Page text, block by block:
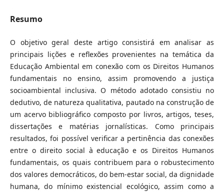
Resumo
O objetivo geral deste artigo consistirá em analisar as
principais lições e reflexões provenientes na temática da
Educação Ambiental em conexão com os Direitos Humanos
fundamentais no ensino, assim promovendo a justiça
socioambiental inclusiva. O método adotado consistiu no
dedutivo, de natureza qualitativa, pautado na construção de
um acervo bibliográfico composto por livros, artigos, teses,
dissertações e matérias jornalísticas. Como principais
resultados, foi possível verificar a pertinência das conexões
entre o direito social à educação e os Direitos Humanos
fundamentais, os quais contribuem para o robustecimento
dos valores democráticos, do bem-estar social, da dignidade
humana, do mínimo existencial ecológico, assim como a